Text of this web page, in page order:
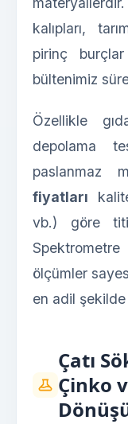
kalıpları,
pirinç
bültenimiz
Özellikle
depolama
paslanmaz
fiyatları
vb.) göre
Spektrometre
ölçümler
en adil şekilde
Çatı
Çinko